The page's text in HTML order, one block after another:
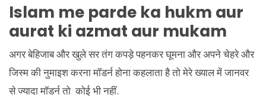
Islam me parde ka hukm aur
aurat ki azmat aur mukam
अगर बेहिजाब और खुले सर तंग कपड़े पहनकर घूमना और अपने चेहरे और
जिस्म की नुमाइश करना मॉडर्न होना कहलाता है तो मेरे ख्याल में जानवर
से ज्यादा मॉडर्न तो कोई भी नहीं.